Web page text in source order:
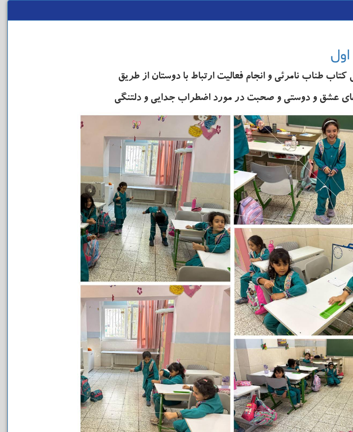
طناب نامرئی و انجام فعالیت ارتباط با دوستان از طریق
عشق و دوستی و صحبت در مورد اضطراب جدایی و دلتنگی